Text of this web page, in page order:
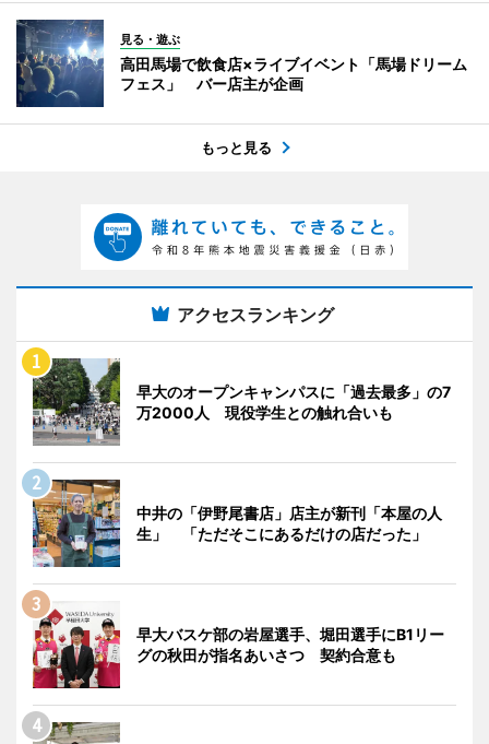
見る・遊ぶ
高田馬場で飲食店×ライブイベント「馬場ドリーム
フェス」 バー店主が企画
もっと見る
アクセスランキング
早大のオープンキャンパスに「過去最多」の7
万2000人 現役学生との触れ合いも
中井の「伊野尾書店」店主が新刊「本屋の人
生」 「ただそこにあるだけの店だった」
早大バスケ部の岩屋選手、堀田選手にB1リー
グの秋田が指名あいさつ 契約合意も